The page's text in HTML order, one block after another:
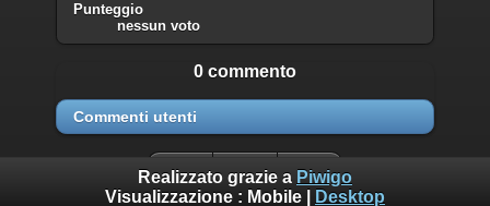
Punteggio
nessun voto
0 commento
Commenti utenti
Realizzato grazie a Piwigo
Visualizzazione : Mobile Desktop